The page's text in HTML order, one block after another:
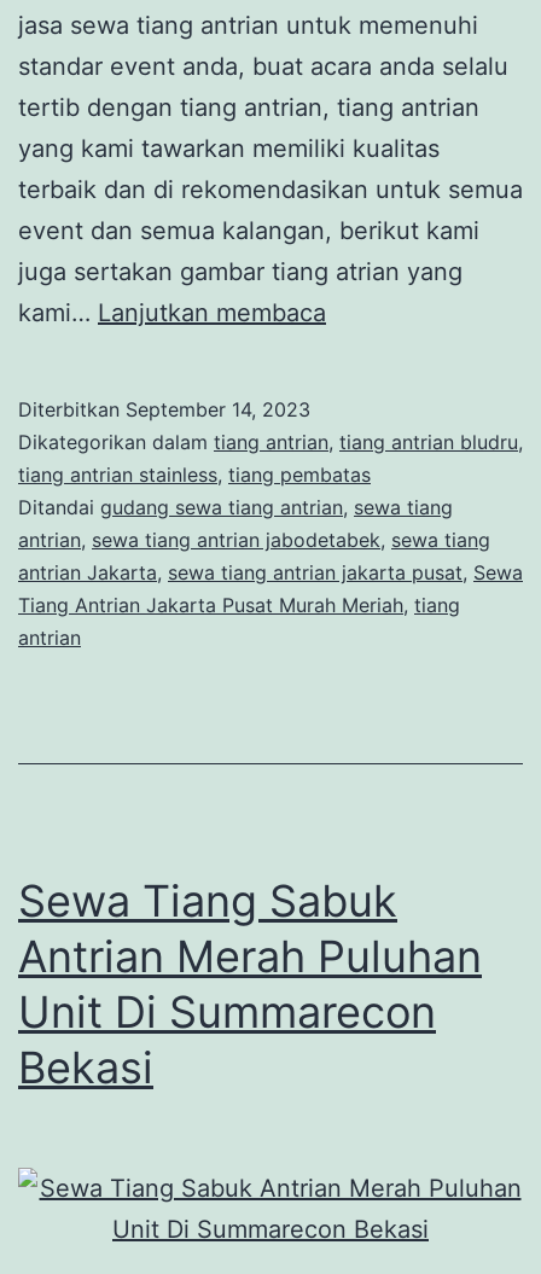
jasa sewa tiang antrian untuk memenuhi
standar event anda, buat acara anda selalu
tertib dengan tiang antrian, tiang antrian
yang kami tawarkan memiliki kualitas
terbaik dan di rekomendasikan untuk semua
event dan semua kalangan, berikut kami
juga sertakan gambar tiang atrian yang
kami… Lanjutkan membaca
Jakarta
Pusat
Murah
Meriah
Diterbitkan September 14, 2023
Dikategorikan dalam tiang antrian, tiang antrian bludru,
tiang antrian stainless, tiang pembatas
Ditandai gudang sewa tiang antrian, sewa tiang
antrian, sewa tiang antrian jabodetabek, sewa tiang
antrian Jakarta, sewa tiang antrian jakarta pusat, Sewa
Tiang Antrian Jakarta Pusat Murah Meriah, tiang
antrian
Sewa Tiang Sabuk
Antrian Merah Puluhan
Unit Di Summarecon
Bekasi